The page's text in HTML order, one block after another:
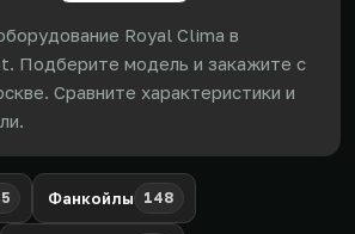
Royal Clima в
Подберите модель и закажите с
Сравните характеристики и
бренд
Фанкойлы 148